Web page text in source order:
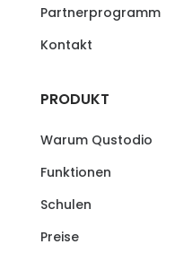
Partnerprogramm
Kontakt
PRODUKT
Warum Qustodio
Funktionen
Schulen
Preise